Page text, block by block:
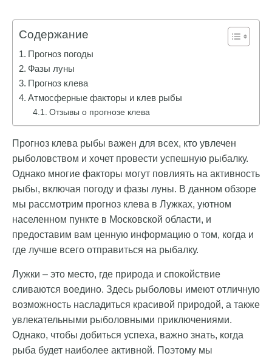
Содержание
Прогноз погоды
Фазы луны
Прогноз клева
Атмосферные факторы и клев рыбы
Отзывы о прогнозе клева
Прогноз клева рыбы важен для всех, кто увлечен
рыболовством и хочет провести успешную рыбалку.
Однако многие факторы могут повлиять на активность
рыбы, включая погоду и фазы луны. В данном обзоре
мы рассмотрим прогноз клева в Лужках, уютном
населенном пункте в Московской области, и
предоставим вам ценную информацию о том, когда и
где лучше всего отправиться на рыбалку.
Лужки – это место, где природа и спокойствие
сливаются воедино. Здесь рыболовы имеют отличную
возможность насладиться красивой природой, а также
увлекательными рыболовными приключениями.
Однако, чтобы добиться успеха, важно знать, когда
рыба будет наиболее активной. Поэтому мы